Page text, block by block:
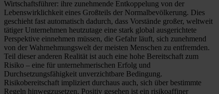
Wirtschaftsführer: ihre zunehmende Entkoppelung von der
Lebenswirklichkeit eines Großteils der Normalbevölkerung. Dies
geschieht fast automatisch dadurch, dass Vorstände großer, weltweit
tätiger Unternehmen heutzutage eine stark global ausgerichtete
Perspektive einnehmen müssen, die Gefahr läuft, sich zunehmend
von der Wahrnehmungswelt der meisten Menschen zu entfremden.
Teil dieser anderen Realität ist auch eine hohe Bereitschaft zum
Risiko – eine für unternehmerischen Erfolg und
Durchsetzungsfähigkeit unverzichtbare Bedingung.
Risikobereitschaft impliziert durchaus auch, sich über bestimmte
Regeln hinwegzusetzen. Positiv gesehen ist ein risikoaffiner